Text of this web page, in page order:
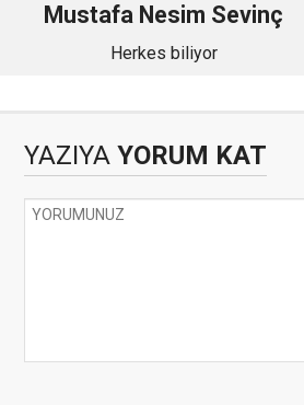
Mustafa Nesim Sevinç
Herkes biliyor
YAZIYA YORUM KAT